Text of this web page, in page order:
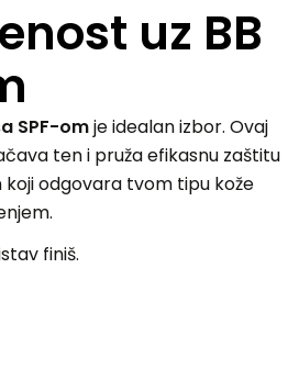
uz BB
SPF-omje idealan izbor. Ovaj
ten i pruža efikasnu zaštitu
koji odgovara tvom tipu kože
finiš.